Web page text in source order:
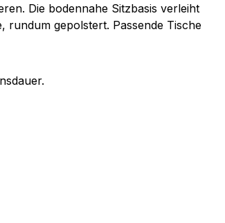
Die bodennahe Sitzbasis verleiht
rundum gepolstert. Passende Tische